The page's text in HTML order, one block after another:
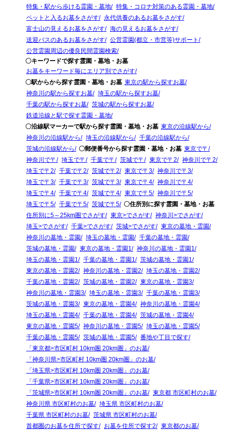
特集・駅から歩ける霊園・墓地
特集・コロナ対策のある霊園・墓地
ペットと入るお墓をさがす
永代供養のあるお墓をさがす
富士山の見えるお墓をさがす
海の見えるお墓をさがす
送迎バスのあるお墓をさがす
公営霊園(都立・市営等)サポート
公営霊園周辺の優良民間霊園検索
〇キーワードで探す霊園・墓地・お墓
お墓をキーワード毎にエリア別でさがす
〇駅からから探す霊園・墓地・お墓 東京の駅から探すお墓
神奈川の駅から探すお墓
埼玉の駅から探すお墓
千葉の駅から探すお墓
茨城の駅から探すお墓
鉄道沿線と駅で探す霊園・墓地
〇沿線駅マーカーで駅から探す霊園・墓地・お墓 東京の沿線駅から
神奈川の沿線駅から
埼玉の沿線駅から
千葉の沿線駅から
茨城の沿線駅から
〇郵便番号から探す霊園・墓地・お墓 東京で〒
神奈川で〒
埼玉で〒 千葉で〒 茨城で〒 東京で〒2
神奈川で〒2
埼玉で〒2
千葉で〒2 茨城で〒2 東京で〒3
神奈川で〒3
埼玉で〒3
千葉で〒3 茨城で〒3 東京で〒4
神奈川で〒4
埼玉で〒4
千葉で〒4 茨城で〒4 東京で〒5
神奈川で〒5
埼玉で〒5
千葉で〒5 茨城で〒5
〇住所別に探す霊園・墓地・お墓
住所別に5～25km圏でさがす
東京>でさがす
神奈川>でさがす
埼玉>でさがす
千葉>でさがす 茨城>でさがす
東京の墓地・霊園
神奈川の墓地・霊園
埼玉の墓地・霊園
千葉の墓地・霊園
茨城の墓地・霊園
東京の墓地・霊園1
神奈川の墓地・霊園1
埼玉の墓地・霊園1
千葉の墓地・霊園1
茨城の墓地・霊園1
東京の墓地・霊園2
神奈川の墓地・霊園2
埼玉の墓地・霊園2
千葉の墓地・霊園2
茨城の墓地・霊園2
東京の墓地・霊園3
神奈川の墓地・霊園3
埼玉の墓地・霊園3
千葉の墓地・霊園3
茨城の墓地・霊園3
東京の墓地・霊園4
神奈川の墓地・霊園4
埼玉の墓地・霊園4
千葉の墓地・霊園4
茨城の墓地・霊園4
東京の墓地・霊園5
神奈川の墓地・霊園5
埼玉の墓地・霊園5
千葉の墓地・霊園5
茨城の墓地・霊園5
番地や丁目で探す
「東京都>市区町村 10km圏 20km圏」のお墓
「神奈川県>市区町村 10km圏 20km圏」のお墓
「埼玉県>市区町村 10km圏 20km圏」のお墓
「千葉県>市区町村 10km圏 20km圏」のお墓
「茨城県>市区町村 10km圏 20km圏」のお墓
東京都 市区町村のお墓
神奈川県 市区町村のお墓
埼玉県 市区町村のお墓
千葉県 市区町村のお墓
茨城県 市区町村のお墓
首都圏のお墓を住所で探す
お墓を住所で探す2 東京都のお墓